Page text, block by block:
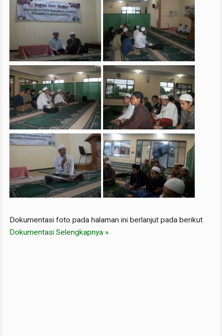
Dokumentasi foto pada halaman ini berlanjut pada berikut
Dokumentasi Selengkapnya »